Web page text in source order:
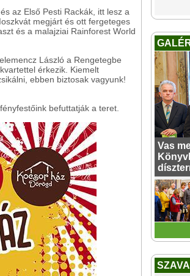
az Első Pesti Rackák, itt lesz a
megjárt és ott fergeteges
és a malajziai Rainforest World
László a Rengetegbe
érkezik. Kiemelt
ebben biztosak vagyunk!
befuttatják a teret.
Vas